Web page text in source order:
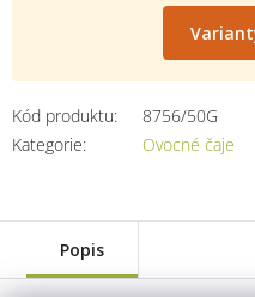
Kód produktu:
8756/50G
Kategorie: Ovocné čaje
cena:
Popis